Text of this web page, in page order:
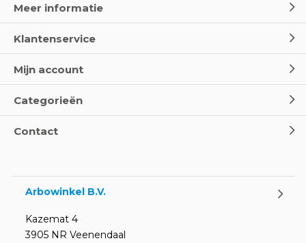
Meer informatie
Klantenservice
Mijn account
Categorieën
Contact
Arbowinkel B.V.
Kazemat 4
3905 NR Veenendaal